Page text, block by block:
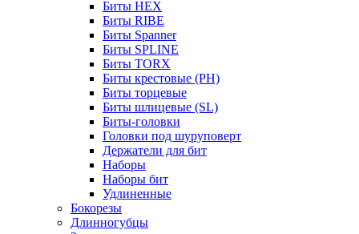
Биты HEX
Биты RIBE
Биты Spanner
Биты SPLINE
Биты TORX
Биты крестовые (PH)
Биты торцевые
Биты шлицевые (SL)
Биты-головки
Головки под шуруповерт
Держатели для бит
Наборы
Наборы бит
Удлиненные
Бокорезы
Длинногубцы